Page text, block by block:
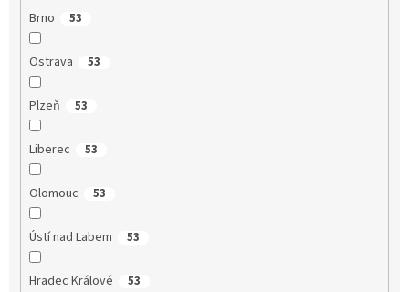
Brno 53
Ostrava 53
Plzeň 53
Liberec 53
Olomouc 53
Ústí nad Labem 53
Hradec Králové 53